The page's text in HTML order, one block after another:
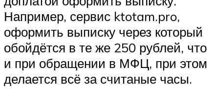
Например, сервис ktotam.pro,
оформить выписку через который
обойдётся в те же 250 рублей, что
и при обращении в МФЦ, при этом
делается всё за считаные часы.